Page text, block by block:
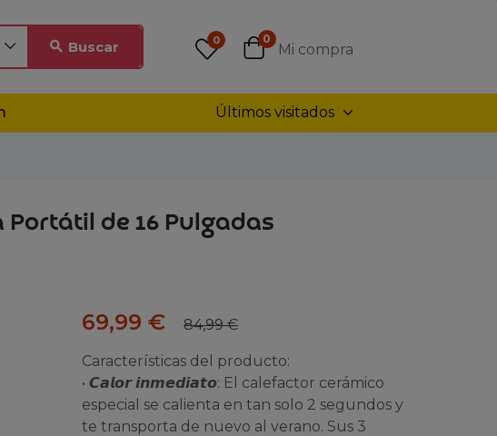
Buscar 0 0
Mi compra
Últimos visitados
de 16 Pulgadas
69,99 € 84,99€
Características del producto:
• 𝘾𝙖𝙡𝙤𝙧 𝙞𝙣𝙢𝙚𝙙𝙞𝙖𝙩𝙤: El calefactor cerámico
especial se calienta en tan solo 2 segundos y
te transporta de nuevo al verano. Sus 3